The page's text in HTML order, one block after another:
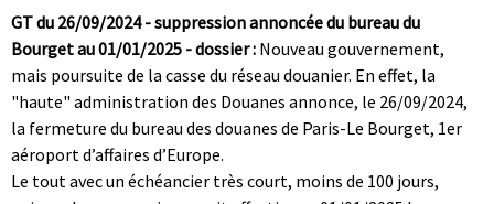
GT du 26/09/2024 - suppression annoncée du bureau du
Bourget au 01/01/2025 - dossier : Nouveau gouvernement,
mais poursuite de la casse du réseau douanier. En effet, la
"haute" administration des Douanes annonce, le 26/09/2024,
la fermeture du bureau des douanes de Paris-Le Bourget, 1er
aéroport d’affaires d’Europe.
Le tout avec un échéancier très court, moins de 100 jours,